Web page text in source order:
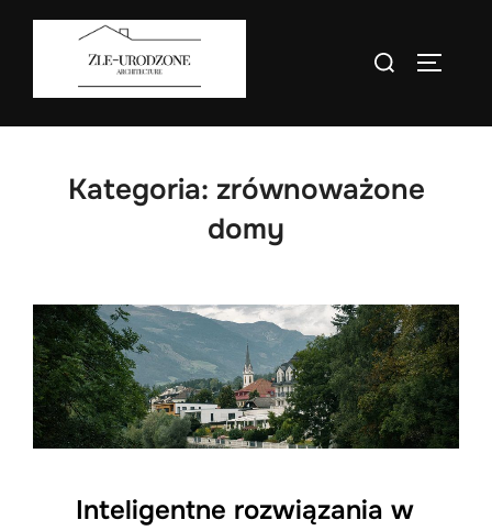
Skip
Search
Kategoria: zrównoważone
domy
Inteligentne rozwiązania w